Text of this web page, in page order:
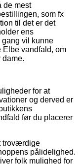
de mest
som fx
til det er det
ens
gang vil kunne
Elbe vandfald, om
dame.
for at
og derved er
før du placerer
troværdige
pålidelighed.
folk mulighed for